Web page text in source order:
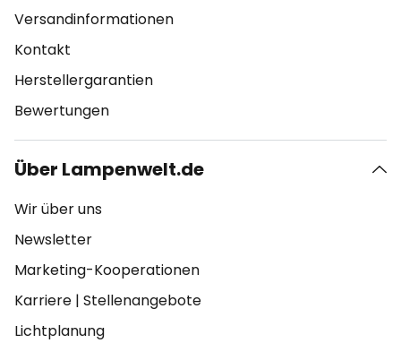
Versandinformationen
Kontakt
Herstellergarantien
Bewertungen
Über Lampenwelt.de
Wir über uns
Newsletter
Marketing-Kooperationen
Karriere | Stellenangebote
Lichtplanung